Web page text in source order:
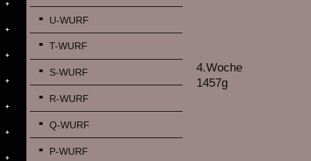
U-WURF
T-WURF
S-WURF
R-WURF
Q-WURF
P-WURF
4.Woche
1457g